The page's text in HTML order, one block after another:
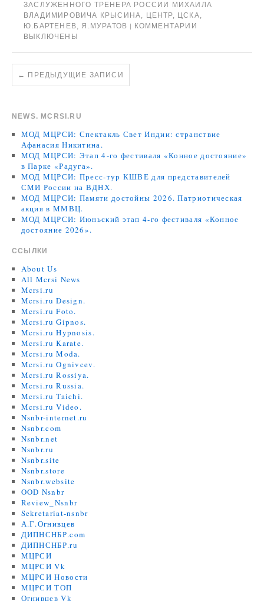
ЗАСЛУЖЕННОГО ТРЕНЕРА РОССИИ МИХАИЛА
ВЛАДИМИРОВИЧА КРЫСИНА, ЦЕНТР, ЦСКА,
Ю.БАРТЕНЕВ, Я.МУРАТОВ |
КОММЕНТАРИИ
ВЫКЛЮЧЕНЫ
← ПРЕДЫДУЩИЕ ЗАПИСИ
NEWS. MCRSI.RU
МОД МЦРСИ: Спектакль Свет Индии: странствие
Афанасия Никитина.
МОД МЦРСИ: Этап 4-го фестиваля «Конное достояние»
в Парке «Радуга».
МОД МЦРСИ: Пресс-тур КШВЕ для представителей
СМИ России на ВДНХ.
МОД МЦРСИ: Памяти достойны 2026. Патриотическая
акция в ММВЦ.
МОД МЦРСИ: Июньский этап 4-го фестиваля «Конное
достояние 2026».
ССЫЛКИ
About Us
All Mcrsi News
Mcrsi.ru
Mcrsi.ru Design.
Mcrsi.ru Foto.
Mcrsi.ru Gipnos.
Mcrsi.ru Hypnosis.
Mcrsi.ru Karate.
Mcrsi.ru Moda.
Mcrsi.ru Ognivcev.
Mcrsi.ru Rossiya.
Mcrsi.ru Russia.
Mcrsi.ru Taichi.
Mcrsi.ru Video.
Nsnbr-internet.ru
Nsnbr.com
Nsnbr.net
Nsnbr.ru
Nsnbr.site
Nsnbr.store
Nsnbr.website
OOD Nsnbr
Review_Nsnbr
Sekretariat-nsnbr
А.Г.Огнивцев
ДИПНСНБР.com
ДИПНСНБР.ru
МЦРСИ
МЦРСИ Vk
МЦРСИ Новости
МЦРСИ ТОП
Огнивцев Vk